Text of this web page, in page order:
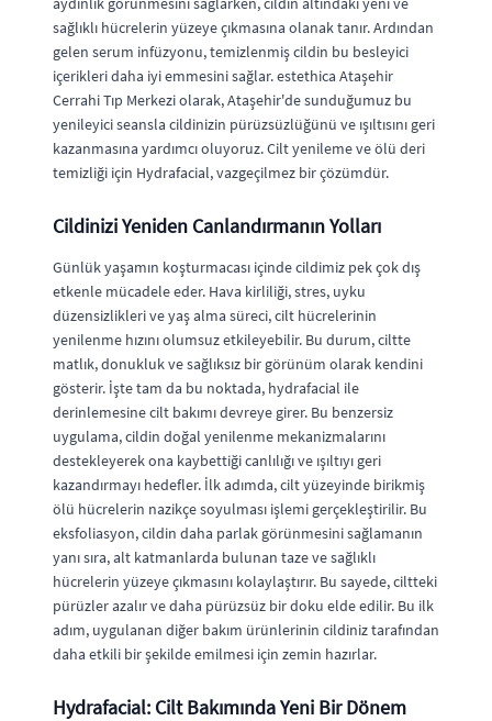
sağlıklı hücrelerin yüzeye çıkmasına olanak tanır. Ardından
gelen serum infüzyonu, temizlenmiş cildin bu besleyici
içerikleri daha iyi emmesini sağlar. estethica Ataşehir
Cerrahi Tıp Merkezi olarak, Ataşehir'de sunduğumuz bu
yenileyici seansla cildinizin pürüzsüzlüğünü ve ışıltısını geri
kazanmasına yardımcı oluyoruz. Cilt yenileme ve ölü deri
temizliği için Hydrafacial, vazgeçilmez bir çözümdür.
Cildinizi Yeniden Canlandırmanın Yolları
Günlük yaşamın koşturmacası içinde cildimiz pek çok dış
etkenle mücadele eder. Hava kirliliği, stres, uyku
düzensizlikleri ve yaş alma süreci, cilt hücrelerinin
yenilenme hızını olumsuz etkileyebilir. Bu durum, ciltte
matlık, donukluk ve sağlıksız bir görünüm olarak kendini
gösterir. İşte tam da bu noktada, hydrafacial ile
derinlemesine cilt bakımı devreye girer. Bu benzersiz
uygulama, cildin doğal yenilenme mekanizmalarını
destekleyerek ona kaybettiği canlılığı ve ışıltıyı geri
kazandırmayı hedefler. İlk adımda, cilt yüzeyinde birikmiş
ölü hücrelerin nazikçe soyulması işlemi gerçekleştirilir. Bu
eksfoliasyon, cildin daha parlak görünmesini sağlamanın
yanı sıra, alt katmanlarda bulunan taze ve sağlıklı
hücrelerin yüzeye çıkmasını kolaylaştırır. Bu sayede, ciltteki
pürüzler azalır ve daha pürüzsüz bir doku elde edilir. Bu ilk
adım, uygulanan diğer bakım ürünlerinin cildiniz tarafından
daha etkili bir şekilde emilmesi için zemin hazırlar.
Hydrafacial: Cilt Bakımında Yeni Bir Dönem